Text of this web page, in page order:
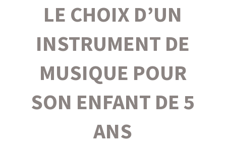
LE CHOIX D’UN
INSTRUMENT DE
MUSIQUE POUR
SON ENFANT DE 5
ANS